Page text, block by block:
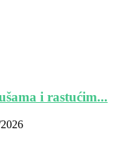
i rastućim...